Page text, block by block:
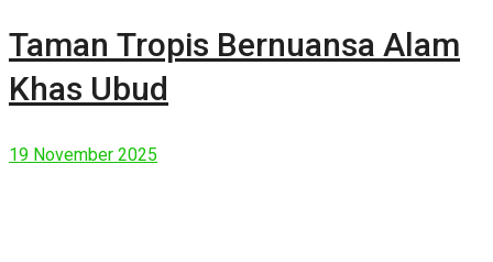
Taman Tropis Bernuansa Alam
Khas Ubud
19 November 2025